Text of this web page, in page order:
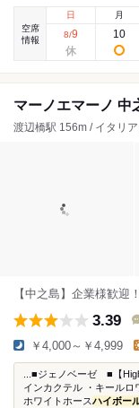
空席
情報
日
8/9
月
10
マーノエマーノ 中
渡辺橋駅 156m / イタリ
【中之島】企業様歓迎
3.39
￥4,000～￥4,999
...■ジェノベーゼ ■【
インカクテル ・キール
ホワイトホースハイボー